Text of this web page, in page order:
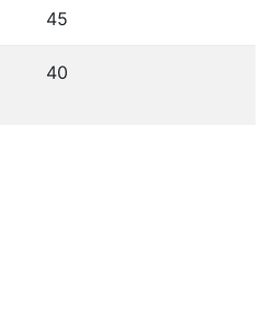
45
40